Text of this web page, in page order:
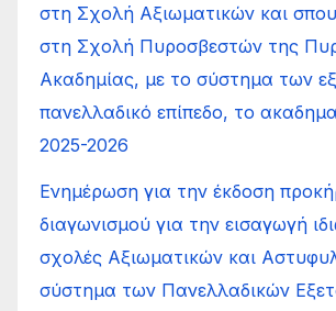
στη Σχολή Αξιωματικών και
στη Σχολή Πυροσβεστών της
Ακαδημίας, με το σύστημα των
πανελλαδικό επίπεδο, το
2025-2026
Ενημέρωση για την έκδοση
διαγωνισμού για την εισαγωγή
σχολές Αξιωματικών και
σύστημα των Πανελλαδικών